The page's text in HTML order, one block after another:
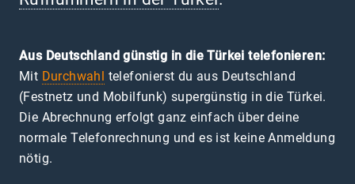
Aus Deutschland günstig in die Türkei telefonieren:
Mit Durchwahl telefonierst du aus Deutschland
(Festnetz und Mobilfunk) supergünstig in die Türkei.
Die Abrechnung erfolgt ganz einfach über deine
normale Telefonrechnung und es ist keine Anmeldung
nötig.